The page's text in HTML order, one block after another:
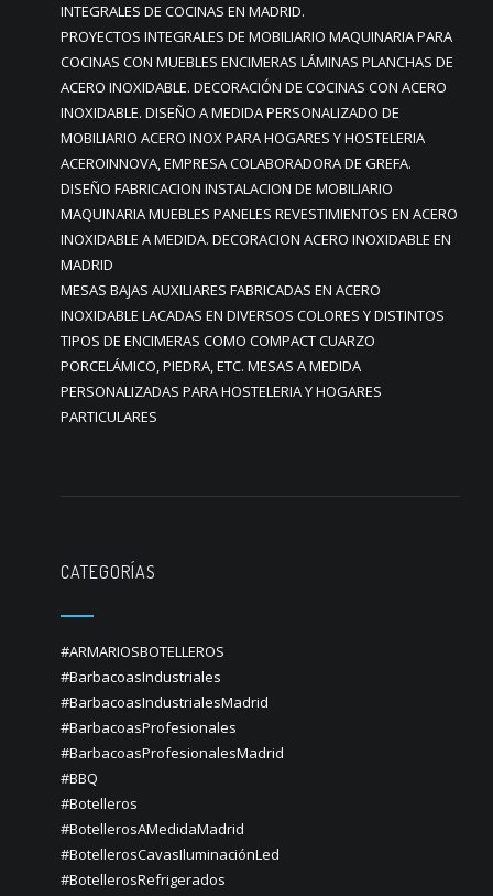
INTEGRALES DE COCINAS EN MADRID.
PROYECTOS INTEGRALES DE MOBILIARIO MAQUINARIA PARA
COCINAS CON MUEBLES ENCIMERAS LÁMINAS PLANCHAS DE
ACERO INOXIDABLE. DECORACIÓN DE COCINAS CON ACERO
INOXIDABLE. DISEÑO A MEDIDA PERSONALIZADO DE
MOBILIARIO ACERO INOX PARA HOGARES Y HOSTELERIA
ACEROINNOVA, EMPRESA COLABORADORA DE GREFA.
DISEÑO FABRICACION INSTALACION DE MOBILIARIO
MAQUINARIA MUEBLES PANELES REVESTIMIENTOS EN ACERO
INOXIDABLE A MEDIDA. DECORACION ACERO INOXIDABLE EN
MADRID
MESAS BAJAS AUXILIARES FABRICADAS EN ACERO
INOXIDABLE LACADAS EN DIVERSOS COLORES Y DISTINTOS
TIPOS DE ENCIMERAS COMO COMPACT CUARZO
PORCELÁMICO, PIEDRA, ETC. MESAS A MEDIDA
PERSONALIZADAS PARA HOSTELERIA Y HOGARES
PARTICULARES
CATEGORÍAS
#ARMARIOSBOTELLEROS
#BarbacoasIndustriales
#BarbacoasIndustrialesMadrid
#BarbacoasProfesionales
#BarbacoasProfesionalesMadrid
#BBQ
#Botelleros
#BotellerosAMedidaMadrid
#BotellerosCavasIluminaciónLed
#BotellerosRefrigerados